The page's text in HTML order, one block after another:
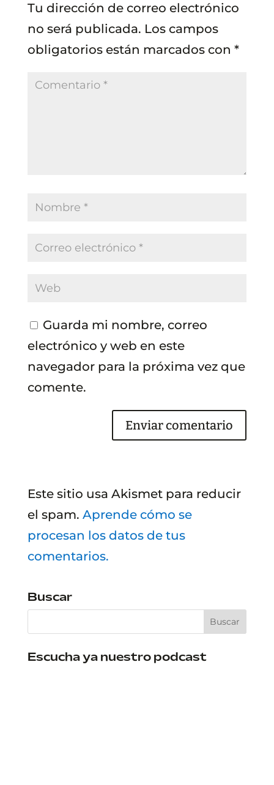
Tu dirección de correo electrónico
no será publicada. Los campos
obligatorios están marcados con *
Guarda mi nombre, correo
electrónico y web en este
navegador para la próxima vez que
comente.
Este sitio usa Akismet para reducir
el spam. Aprende cómo se
procesan los datos de tus
comentarios.
Buscar
Escucha ya nuestro podcast